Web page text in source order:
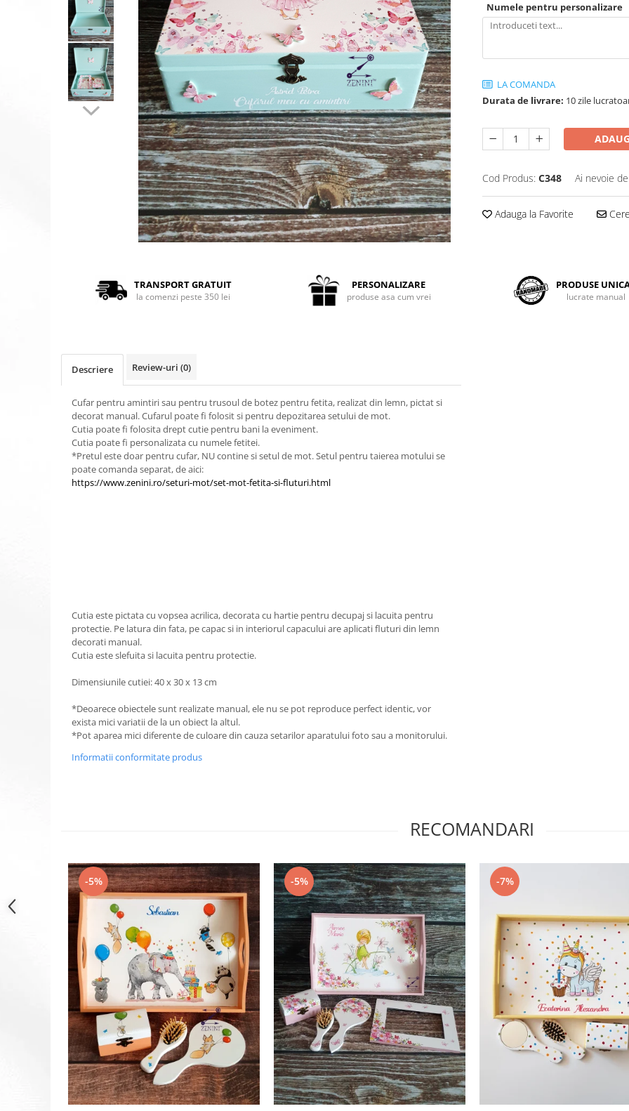
Numele pentru personalizare
LA COMANDA
Durata de livrare: 10 zile
Cod Produs: C348 Ai nevoie
Adauga la Favorite
TRANSPORT GRATUIT
la comenzi peste 350 lei
PERSONALIZARE
produse asa cum vrei
PRODUSE
lucrate manual
Descriere Review-uri (0)
Cufar pentru amintiri sau pentru trusoul de botez pentru fetita, realizat din lemn, pictat si
decorat manual. Cufarul poate fi folosit si pentru depozitarea setului de mot.
Cutia poate fi folosita drept cutie pentru bani la eveniment.
Cutia poate fi personalizata cu numele fetitei.
*Pretul este doar pentru cufar, NU contine si setul de mot. Setul pentru taierea motului se
poate comanda separat, de aici:
https://www.zenini.ro/seturi-mot/set-mot-fetita-si-fluturi.html
Cutia este pictata cu vopsea acrilica, decorata cu hartie pentru decupaj si lacuita pentru
protectie. Pe latura din fata, pe capac si in interiorul capacului are aplicati fluturi din lemn
decorati manual.
Cutia este slefuita si lacuita pentru protectie.
Dimensiunile cutiei: 40 x 30 x 13 cm
*Deoarece obiectele sunt realizate manual, ele nu se pot reproduce perfect identic, vor
exista mici variatii de la un obiect la altul.
*Pot aparea mici diferente de culoare din cauza setarilor aparatului foto sau a monitorului.
Informatii conformitate produs
RECOMANDARI
-5% -5% -7%